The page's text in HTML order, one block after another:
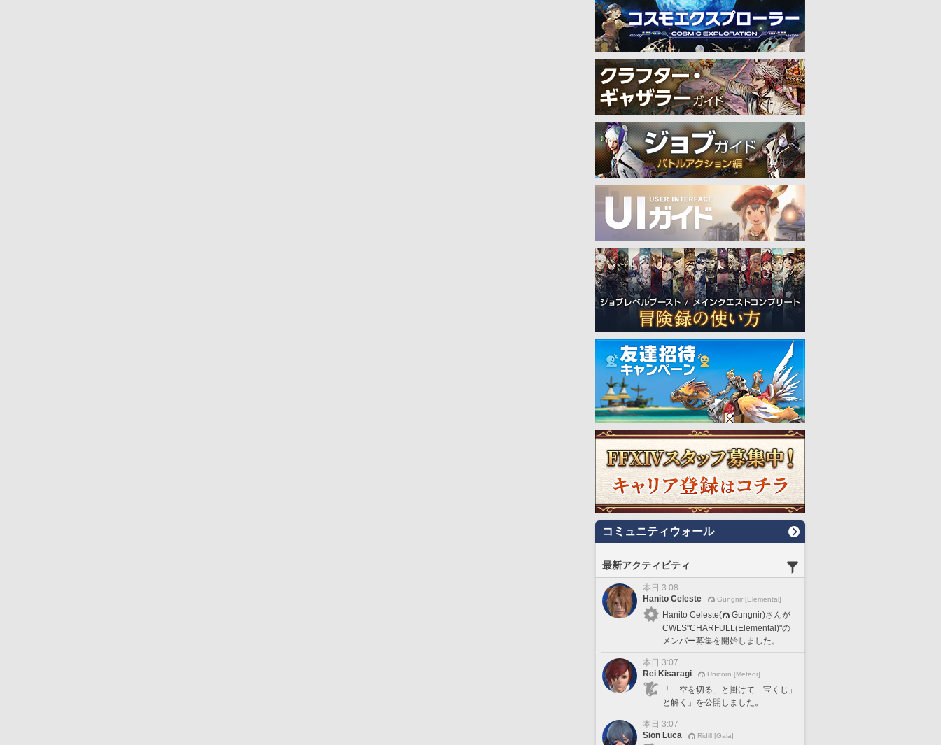
コミュニティウォール
最新アクティビティ
本日 3:08
Hanito Celeste
Gungnir [Elemental]
Hanito Celeste(
Gungnir)さんが
CWLS"CHARFULL(Elemental)"の
メンバー募集を開始しました。
本日 3:07
Rei Kisaragi
Unicorn [Meteor]
「「空を切る」と掛けて「宝くじ」
と解く」を公開しました。
本日 3:07
Sion Luca
Ridill [Gaia]